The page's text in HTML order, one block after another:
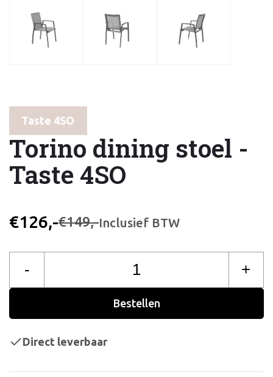
Taste 4SO
Torino dining stoel -
Taste 4SO
€126,-€149,-Inclusief BTW
- +
Bestellen
Direct leverbaar